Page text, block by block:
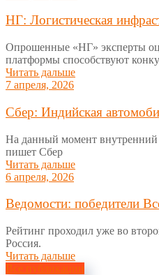
НГ: Логистическая
Опрошенные «НГ» эксперты
платформы способствуют
Читать дальше
7 апреля, 2026
Сбер: Индийская
На данный момент внутренний
пишет Сбер
Читать дальше
6 апреля, 2026
Ведомости: победители
Рейтинг проходил уже во
Россия.
Читать дальше
Все публикации